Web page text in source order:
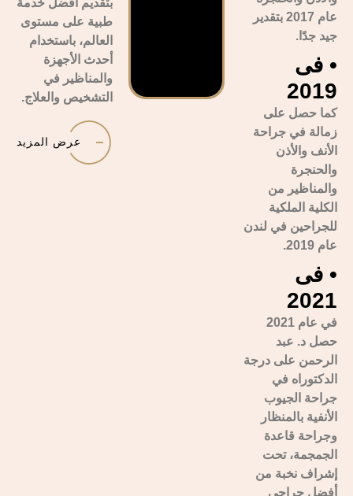
عام 2017 بتقدير
جيد جدًا.
• فى
2019
كما حصل على
زمالة في جراحة
الأنف والأذن
والحنجرة
والمناظير من
الكلية الملكية
للجراحين في لندن
عام 2019.
• فى
2021
في عام 2021
حصل د. عبد
الرحمن على درجة
الدكتوراه في
جراحة الجيوب
الأنفية بالمنظار
وجراحة قاعدة
الجمجمة، تحت
إشراف نخبة من
أفضل جراحي
بتقديم أفضل خدمة
طبية على مستوى
العالم، باستخدام
أحدث الأجهزة
والمناظير في
التشخيص والعلاج.
عرض المزيد